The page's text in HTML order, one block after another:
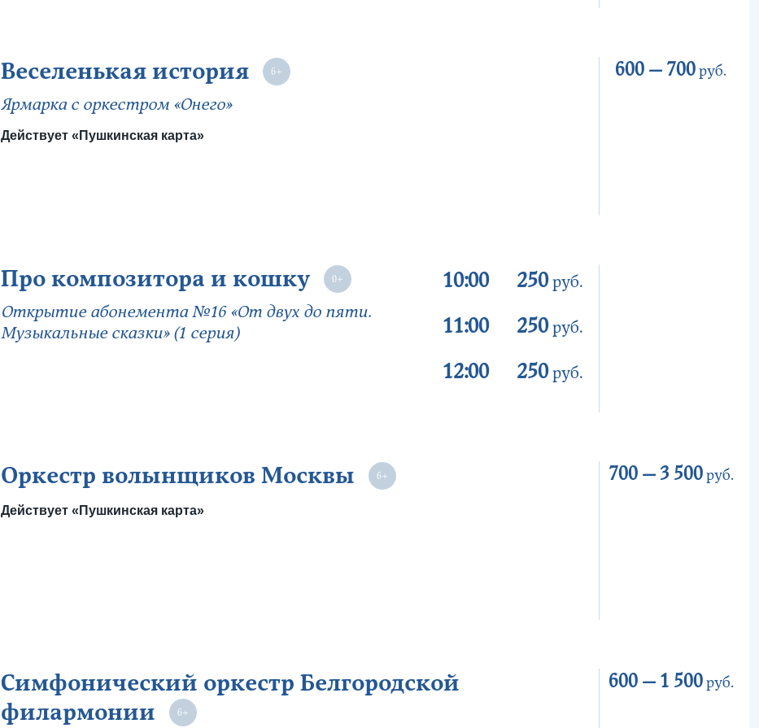
Веселенькая история
Ярмарка с оркестром «Онего»
Действует «Пушкинская карта»
600 —700руб.
Про композитора и кошку
Открытие абонемента №16 «От двух до пяти.
Музыкальные сказки» (1 серия)
10:00 250руб.
11:00 250руб.
12:00 250руб.
Оркестр волынщиков Москвы
Действует «Пушкинская карта»
700 — 3 500руб.
Симфонический оркестр Белгородской
филармонии
600 — 1 500руб.